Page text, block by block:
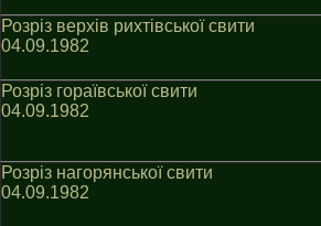
Розріз верхів рихтівської свити
04.09.1982
Розріз гораївської свити
04.09.1982
Розріз нагорянської свити
04.09.1982